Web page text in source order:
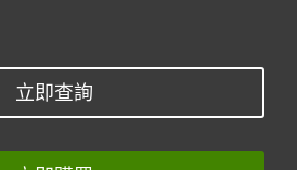
立即查詢